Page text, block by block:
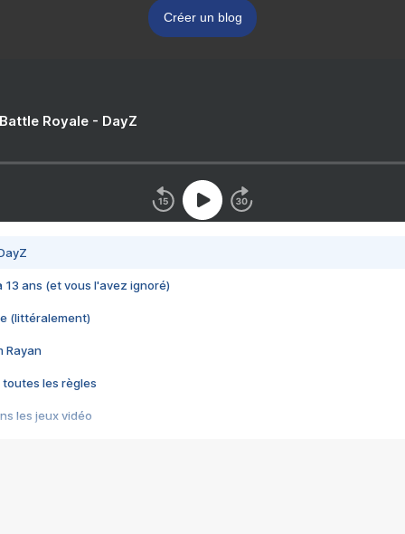
Créer un blog
Royale - DayZ
13 ans (et vous l'avez ignoré)
(littéralement)
Rayan
toutes les règles
les jeux vidéo